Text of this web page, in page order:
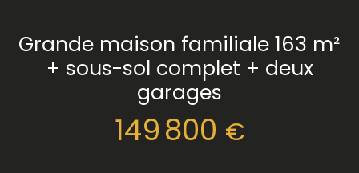
Grande maison familiale 163 m²
+ sous-sol complet + deux
garages
149 800 €